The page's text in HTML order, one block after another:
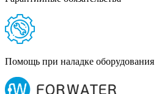
Помощь при наладке оборудования